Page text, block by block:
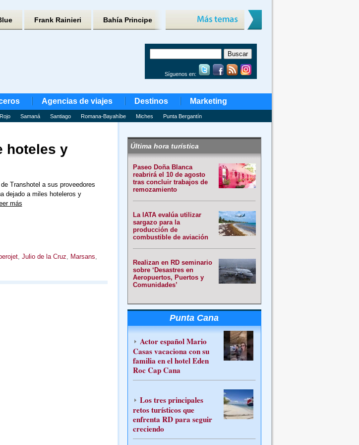
Frank Rainieri Bahía Principe
Síguenos en:
Agencias de viajes Destinos Marketing
Samaná Santiago Romana-Bayahíbe Miches Punta Bergantín
hoteles y
Transhotel a sus proveedores
dejado a miles hoteleros y
más
Iberojet, Julio de la Cruz, Marsans,
Última hora turística
Paseo Doña Blanca
reabrirá el 10 de agosto
tras concluir trabajos de
remozamiento
La IATA evalúa utilizar
sargazo para la
producción de
combustible de aviación
Realizan en RD seminario
sobre ‘Desastres en
Aeropuertos, Puertos y
Comunidades’
Punta Cana
Actor español Mario
Casas vacaciona con su
familia en el hotel Eden
Roc Cap Cana
Los tres principales
retos turísticos que
enfrenta RD para seguir
creciendo